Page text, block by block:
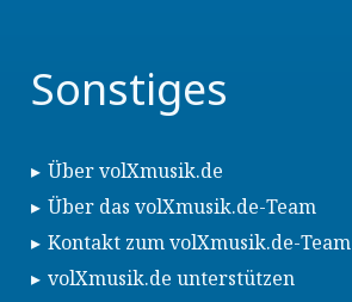
Sonstiges
Über volXmusik.de
Über das volXmusik.de-Team
Kontakt zum volXmusik.de-Team
volXmusik.de unterstützen